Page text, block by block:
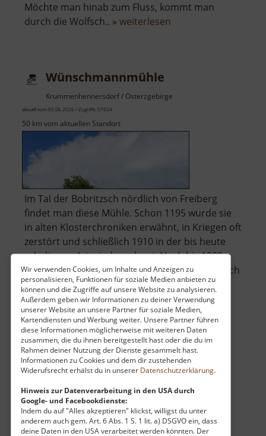
Wir verwenden Cookies, um Inhalte und Anzeigen zu
personalisieren, Funktionen für soziale Medien anbieten zu
können und die Zugriffe auf unsere Website zu analysieren.
Außerdem geben wir Informationen zu deiner Verwendung
unserer Website an unsere Partner für soziale Medien,
Kartendiensten und Werbung weiter. Unsere Partner führen
diese Informationen möglicherweise mit weiteren Daten
zusammen, die du ihnen bereitgestellt hast oder die du im
Rahmen deiner Nutzung der Dienste gesammelt hast.
Informationen zu Cookies und dem dir zustehenden
Widerufsrecht erhälst du in unserer Datenschutzerklärung.
Hinweis zur Datenverarbeitung in den USA durch
Google- und Facebookdienste:
Indem du auf "Alles akzeptieren" klickst, willigst du unter
anderem auch gem. Art. 6 Abs. 1 S. 1 lit. a) DSGVO ein, dass
deine Daten in den USA verarbeitet werden könnten. Der
Möchte man hinab zum Fluss, kommt man
durch die Wolfsch.. » weiterlesen
Wünschmannmühle
Krummenhennersdorf / Osterzgebirge
aktuell vom 05.06.2026 / Zugriffe: 57924
50 km vom aktuellen Standort
Im Tal der Bobritzsch nördlich von Freiberg
findet man diese Mühle. Schon 1195 wurde sie
in alten Klosterchroniken erwähnt, in Kriegen oft
zerstört und schließlich 1910 in der bis heute
erhaltenen Art wieder erbaut. Noch bis 1980
stellte man hier Brot her und für kurze Zeit auch
Teigwaren. Auf vier .. »weiterlesenüber
Preßnitztalbahn
Mittleres Erzgebirge
aktuell vom 12.04.2026 / Zugriffe: 57630
13 km vom aktuellen Standort